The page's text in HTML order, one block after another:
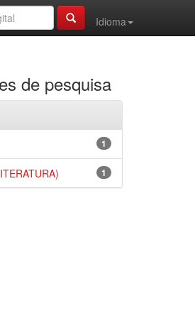
Idioma
de pesquisa
1
1